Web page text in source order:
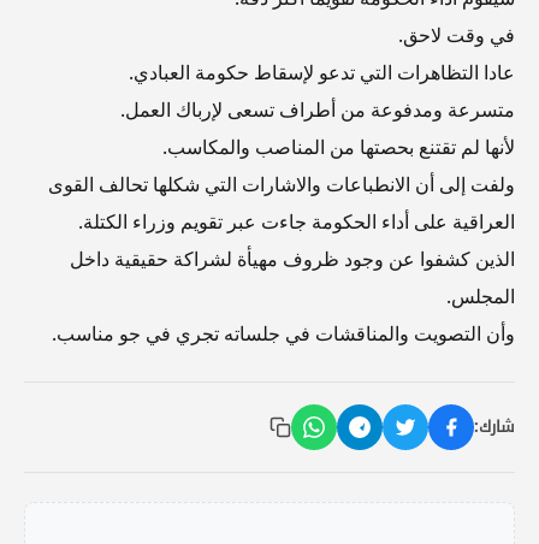
في وقت لاحق.
عادا التظاهرات التي تدعو لإسقاط حكومة العبادي.
متسرعة ومدفوعة من أطراف تسعى لإرباك العمل.
لأنها لم تقتنع بحصتها من المناصب والمكاسب.
ولفت إلى أن الانطباعات والاشارات التي شكلها تحالف القوى
العراقية على أداء الحكومة جاءت عبر تقويم وزراء الكتلة.
الذين كشفوا عن وجود ظروف مهيأة لشراكة حقيقية داخل
المجلس.
وأن التصويت والمناقشات في جلساته تجري في جو مناسب.
شارك: